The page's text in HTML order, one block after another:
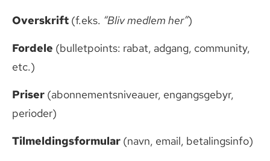
Overskrift (f.eks. “Bliv medlem her”)
Fordele (bulletpoints: rabat, adgang, community,
etc.)
Priser (abonnementsniveauer, engangsgebyr,
perioder)
Tilmeldingsformular (navn, email, betalingsinfo)